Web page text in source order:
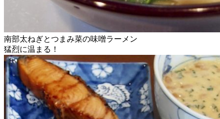
南部太ねぎとつまみ菜の味噌ラーメン
猛烈に温まる！